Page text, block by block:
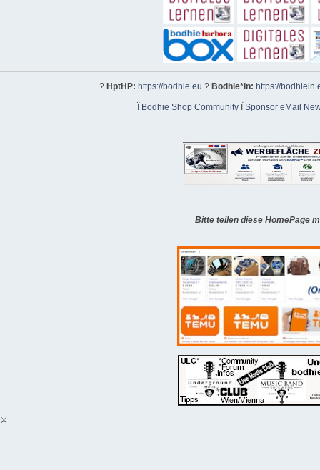
? HptHP: https://bodhie.eu ? Bodhie*in: https://
Ï Bodhie Shop CommunityÏ Sponsor eMail
Bitte teilen diese HomePage
⚔